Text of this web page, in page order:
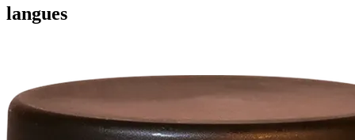
langues